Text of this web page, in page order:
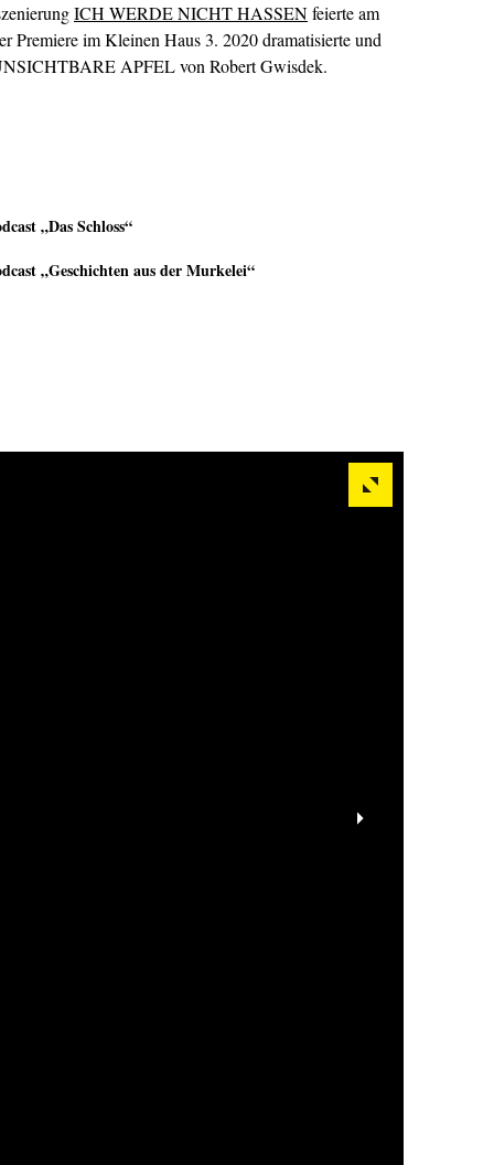
ICH WERDE NICHT HASSENfeierte am
Premiere im Kleinen Haus 3. 2020 dramatisierte und
APFEL von Robert Gwisdek.
„Das Schloss“
„Geschichten aus der Murkelei“